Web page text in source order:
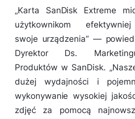
„Karta SanDisk Extreme
użytkownikom
swoje urządzenia” —
Dyrektor Ds.
Produktów w SanDisk. „
dużej wydajności i
wykonywanie wysokiej
zdjęć za pomocą